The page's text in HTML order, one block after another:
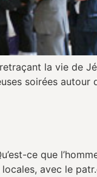
la vie de
soirées autour
ce que
avec le